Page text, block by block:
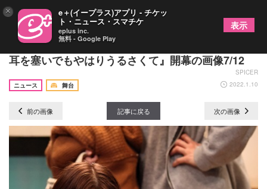
劇団時間制作特別公演『うるさくて、うるさくて、
耳を塞いでもやはりうるさくて』開幕の画像7/12
SPICER
ニュース
舞台 2022.1.10
前の画像 記事に戻る 次の画像
× e＋(イープラス)アプリ - チケッ
ト・ニュース・スマチケ
eplus inc.
無料 - Google Play
表示